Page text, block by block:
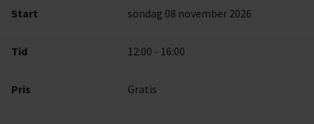
Start söndag 08 november 2026
Tid 12:00 - 16:00
Pris Gratis